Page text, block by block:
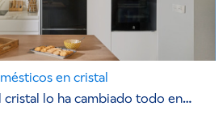
en cristal
cristal lo ha cambiado todo en…